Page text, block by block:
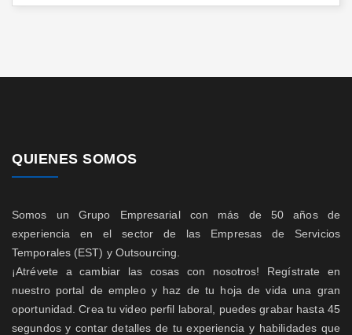
QUIENES SOMOS
Somos un Grupo Empresarial con más de 50 años de
experiencia en el sector de las Empresas de Servicios
Temporales (EST) y Outsourcing.
¡Atrévete a cambiar las cosas con nosotros! Regístrate en
nuestro portal de empleo y haz de tu hoja de vida una gran
oportunidad. Crea tu video perfil laboral, puedes grabar hasta 45
segundos y contar detalles de tu experiencia y habilidades que